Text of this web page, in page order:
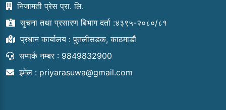
निजामती प्रेस प्रा. लि.
सुचना तथा प्रसारण बिभाग दर्ता :४३९५-२०८०/८१
प्रधान कार्यालय : पुतलीसडक, काठमाडौं
सम्पर्क नम्बर : 9849832900
इमेल : priyarasuwa@gmail.com